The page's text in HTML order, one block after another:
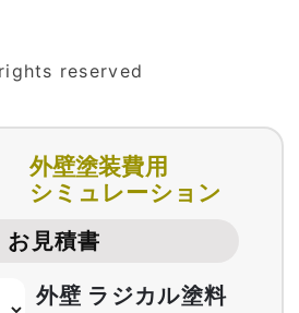
reserved
外壁塗装費用
シミュレーション
お見積書
外壁 ラジカル塗料